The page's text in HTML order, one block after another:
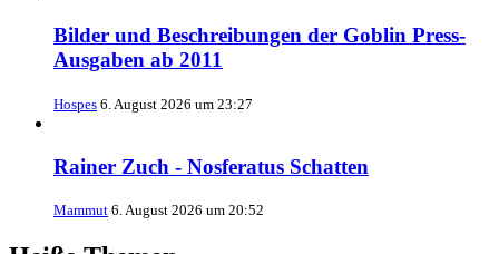
Bilder und Beschreibungen der Goblin Press-
Ausgaben ab 2011
Hospes 6. August 2026 um 23:27
Rainer Zuch - Nosferatus Schatten
Mammut 6. August 2026 um 20:52